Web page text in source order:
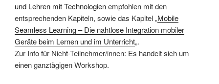
und Lehren mit Technologienempfohlen mit den
entsprechenden Kapiteln, sowie das Kapitel „Mobile
Seamless Learning – Die nahtlose Integration mobiler
Geräte beim Lernen und im Unterricht„.
Zur Info für Nicht-Teilnehmer/innen: Es handelt sich um
einen ganztägigen Workshop.